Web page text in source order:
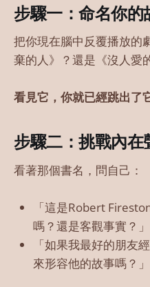
步驟一：命名你的
把你現在腦中反覆播放的
棄的人》？還是《沒人愛
看見它，你就已經跳出了它
步驟二：挑戰內在
看著那個書名，問自己：
「這是Robert
嗎？還是客觀事實？」
「如果我最好的朋友
來形容他的故事嗎？」